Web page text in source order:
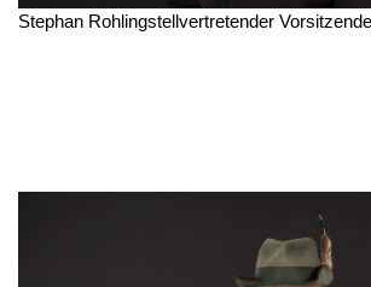
Stephan Rohlingstellvertretender